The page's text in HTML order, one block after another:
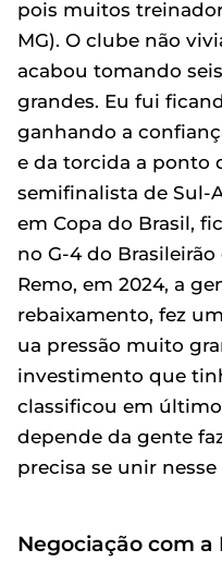
pois muitos
MG). O clube não
acabou tomando
grandes. Eu fui
ganhando a
e da torcida a ponto
semifinalista de Sul-
em Copa do Brasil,
no G-4 do
Remo, em 2024, a
rebaixamento, fez
ua pressão muito
investimento que
classificou em
depende da gente
precisa se unir
Negociação com a